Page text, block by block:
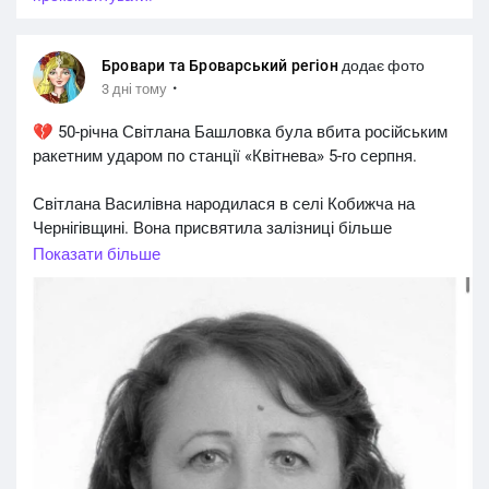
Бровари та Броварський регіон додає фото
3 дні тому ·
💔 50-річна Світлана Башловка була вбита російським
ракетним ударом по станції «Квітнева» 5-го серпня.
Світлана Василівна народилася в селі Кобижча на
Чернігівщині. Вона присвятила залізниці більше
чотирьох років. Свій шлях починала сигналістом на
Пасажирський, а з травня 2026 року і до рокового дня
працювала станційним робітником станції Ніжин.
Колеги знали пані Світлану як щиру, добру
відповідальну й працьовиту людину, на яку завжди
можна було покластися. У неї залишились чоловік та
троє дітей — два сини і донька.
Показати більше